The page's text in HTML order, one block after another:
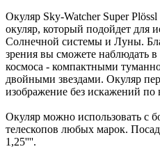
Окуляр Sky-Watcher Super
окуляр, который подойдет для
Солнечной системы и Луны.
зрения вы сможете наблюдать в
космоса - компактными
двойными звездами. Окуляр
изображение без искажений по
Окуляр можно использовать с
телескопов любых марок.
1,25''''.